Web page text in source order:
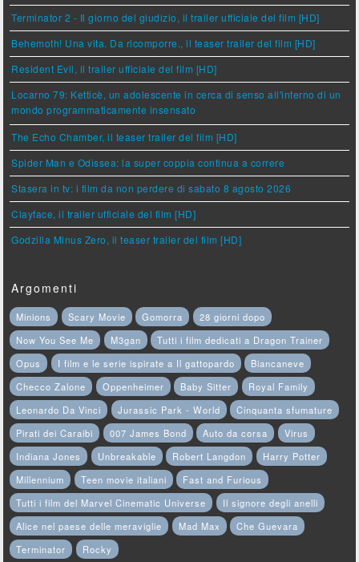
Terminator 2 - Il giorno del giudizio, il trailer ufficiale del film [HD]
Behemoth! Una vita. Da ricomporre., il teaser trailer del film [HD]
Resident Evil, il trailer ufficiale del film [HD]
Locarno 79: Ketticè, un adolescente in cerca di senso all'interno di un
mondo programmaticamente insensato
The Echo Chamber, il teaser trailer del film [HD]
Spider Man e Odissea: la super coppia continua a correre
Stasera in tv: i film da non perdere di sabato 8 agosto 2026
Clayface, il trailer ufficiale del film [HD]
Godzilla Minus Zero, il teaser trailer del film [HD]
Argomenti
Minions Scary Movie Gomorra
28 giorni dopo
Now You See Me
M3gan
Tutti i film dedicati a Dragon Trainer
Opus
I film e le serie ispirate a Il gattopardo
Biancaneve
Checco Zalone
Oppenheimer Baby Sitter
Royal Family
Leonardo Da Vinci
Jurassic Park - World
Cinquanta sfumature
Pirati dei Caraibi
007 James Bond Auto da corsa
Virus
Indiana Jones
Unbreakable Robert Langdon
Harry Potter
Millennium
Teen movie italiani
Fast and Furious
Tutti i film del Marvel Cinematic Universe
Il signore degli anelli
Alice nel paese delle meraviglie
Mad Max
Che Guevara
Terminator
Rocky